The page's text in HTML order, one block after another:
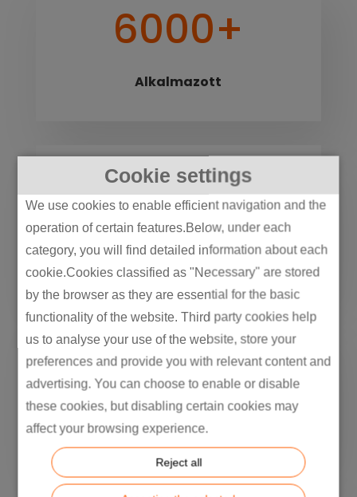
Cookie settings
We use cookies to enable efficient navigation and the
operation of certain features.Below, under each
category, you will find detailed information about each
cookie.Cookies classified as "Necessary" are stored
by the browser as they are essential for the basic
functionality of the website. Third party cookies help
us to analyse your use of the website, store your
preferences and provide you with relevant content and
advertising. You can choose to enable or disable
these cookies, but disabling certain cookies may
affect your browsing experience.
Reject all
6000+
Alkalmazott
1300+
Mérnök
1307
Szabadalom